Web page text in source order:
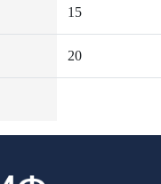
15
20